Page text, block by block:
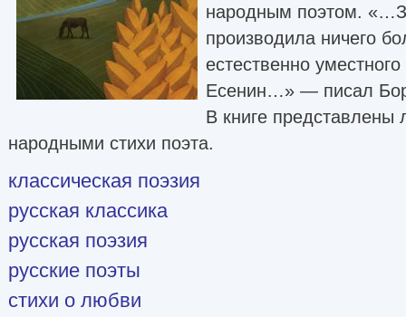
народным поэтом.
производила ничего
естественно
Есенин…» — писал
В книге представлены
народными стихи поэта.
классическая поэзия
русская классика
русская поэзия
русские поэты
стихи о любви